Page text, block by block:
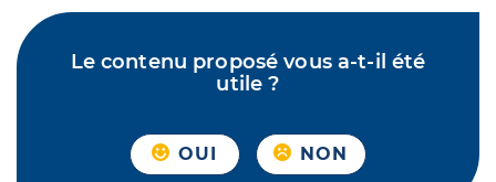
Le contenu proposé vous a-t-il été
utile ?
OUI NON